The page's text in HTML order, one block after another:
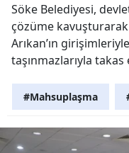
Söke Belediyesi,
çözüme
Arıkan’ın
taşınmazlarıyla takas
#Mahsuplaşma